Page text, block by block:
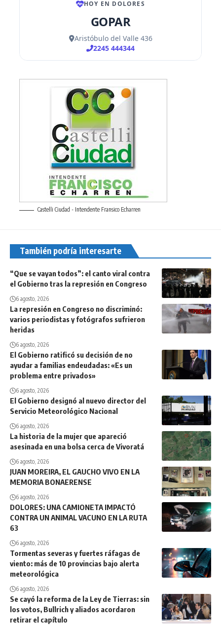
Castelli Ciudad - Intendente Fransico Echarren
También podría interesarte
“Que se vayan todos”: el canto viral contra
el Gobierno tras la represión en Congreso
6 agosto, 2026
La represión en Congreso no discriminó:
varios periodistas y fotógrafos sufrieron
heridas
6 agosto, 2026
El Gobierno ratificó su decisión de no
ayudar a familias endeudadas: «Es un
problema entre privados»
6 agosto, 2026
El Gobierno designó al nuevo director del
Servicio Meteorológico Nacional
6 agosto, 2026
La historia de la mujer que apareció
asesinada en una bolsa cerca de Vivoratá
6 agosto, 2026
JUAN MOREIRA, EL GAUCHO VIVO EN LA
MEMORIA BONAERENSE
6 agosto, 2026
DOLORES: UNA CAMIONETA IMPACTÓ
CONTRA UN ANIMAL VACUNO EN LA RUTA
63
6 agosto, 2026
Tormentas severas y fuertes ráfagas de
viento: más de 10 provincias bajo alerta
meteorológica
6 agosto, 2026
Se cayó la reforma de la Ley de Tierras: sin
los votos, Bullrich y aliados acordaron
retirar el capítulo